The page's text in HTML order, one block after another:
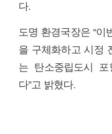
다.
도명 환경국장은 “
을 구체화하고 시정
는 탄소중립도시
다”고 밝혔다.